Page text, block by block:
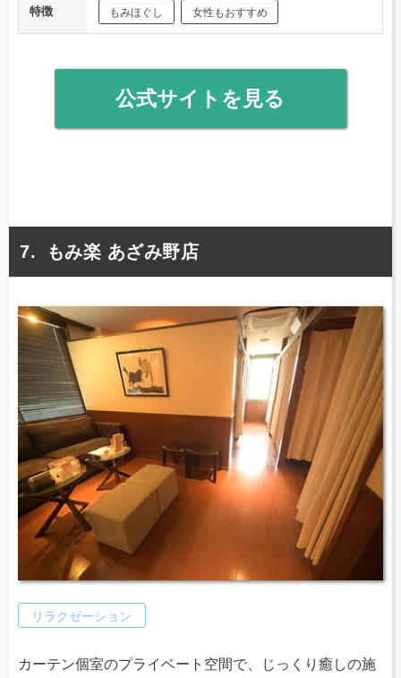
特徴 もみほぐし 女性もおすすめ
公式サイトを見る
もみ楽 あざみ野店
リラクゼーション
カーテン個室のプライベート空間で、じっくり癒しの施